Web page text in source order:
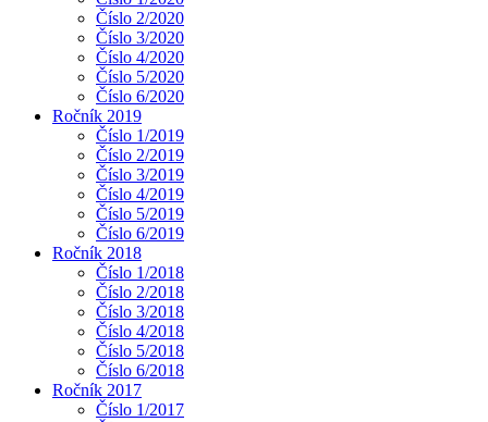
Číslo 2/2020
Číslo 3/2020
Číslo 4/2020
Číslo 5/2020
Číslo 6/2020
Ročník 2019
Číslo 1/2019
Číslo 2/2019
Číslo 3/2019
Číslo 4/2019
Číslo 5/2019
Číslo 6/2019
Ročník 2018
Číslo 1/2018
Číslo 2/2018
Číslo 3/2018
Číslo 4/2018
Číslo 5/2018
Číslo 6/2018
Ročník 2017
Číslo 1/2017